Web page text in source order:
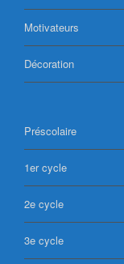
Motivateurs
Décoration
Préscolaire
1er cycle
2e cycle
3e cycle